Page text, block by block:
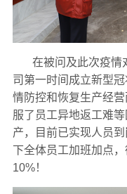
在被问及此次疫情
司第一时间成立新型
情防控和恢复生产经
服了员工异地返工难
产，目前已实现人员
下全体员工加班加点
10%！